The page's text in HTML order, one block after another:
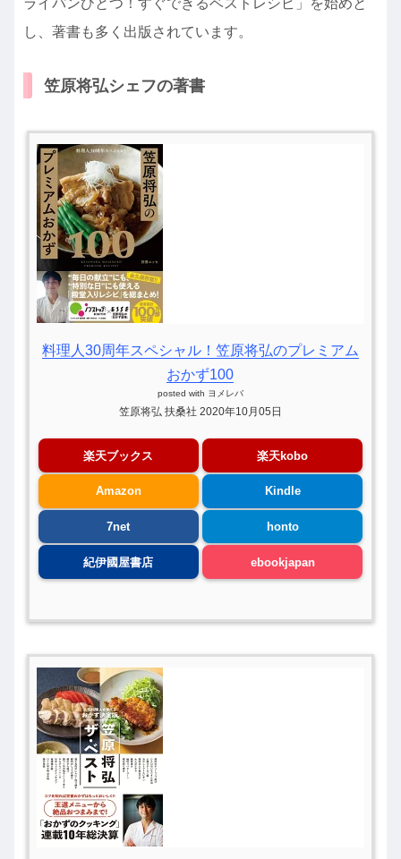
ライパンひとつ！すぐできるベストレシピ」を始めと
し、著書も多く出版されています。
笠原将弘シェフの著書
料理人30周年スペシャル！笠原将弘のプレミアム
おかず100
posted with ヨメレバ
笠原将弘 扶桑社 2020年10月05日
楽天ブックス 楽天kobo
Amazon Kindle
7net honto
紀伊國屋書店 ebookjapan